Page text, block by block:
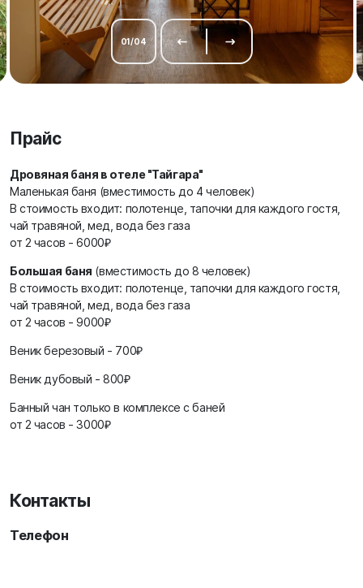
01/04
Прайс
Дровяная баня в отеле "Тайгара"
Маленькая баня (вместимость до 4 человек)
В стоимость входит: полотенце, тапочки для каждого гостя,
чай травяной, мед, вода без газа
от 2 часов - 6000₽
Большая баня (вместимость до 8 человек)
В стоимость входит: полотенце, тапочки для каждого гостя,
чай травяной, мед, вода без газа
от 2 часов - 9000₽
Веник березовый - 700₽
Веник дубовый - 800₽
Банный чан только в комплексе с баней
от 2 часов - 3000₽
Контакты
Телефон